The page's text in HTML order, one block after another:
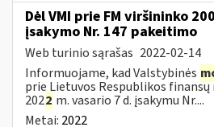
Dėl VMI prie FM viršininko
įsakymo Nr. 147 pakeitimo
Web turinio sąrašas 2022-02-14
Informuojame, kad Valstybinės
prie Lietuvos Respublikos
2022 m. vasario 7 d. įsakymu Nr....
Metai: 2022